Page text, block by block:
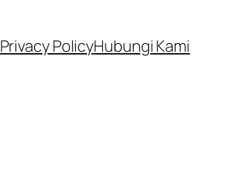
Privacy PolicyHubungi Kami